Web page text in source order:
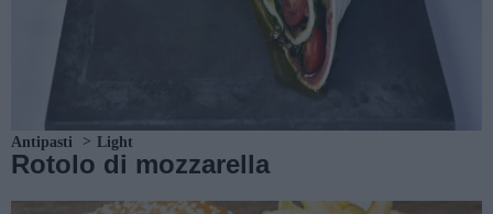
Antipasti Light
Rotolo di mozzarella